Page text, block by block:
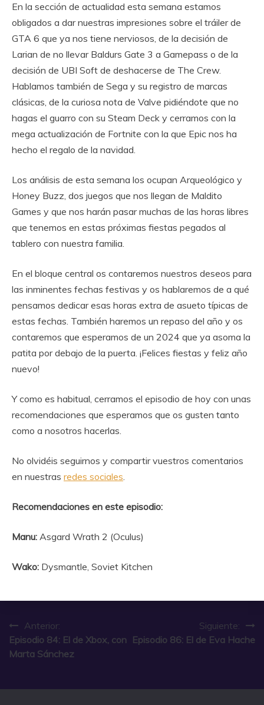
En la sección de actualidad esta semana estamos
obligados a dar nuestras impresiones sobre el tráiler de
GTA 6 que ya nos tiene nerviosos, de la decisión de
Larian de no llevar Baldurs Gate 3 a Gamepass o de la
decisión de UBI Soft de deshacerse de The Crew.
Hablamos también de Sega y su registro de marcas
clásicas, de la curiosa nota de Valve pidiéndote que no
hagas el guarro con su Steam Deck y cerramos con la
mega actualización de Fortnite con la que Epic nos ha
hecho el regalo de la navidad.
Los análisis de esta semana los ocupan Arqueológico y
Honey Buzz, dos juegos que nos llegan de Maldito
Games y que nos harán pasar muchas de las horas libres
que tenemos en estas próximas fiestas pegados al
tablero con nuestra familia.
En el bloque central os contaremos nuestros deseos para
las inminentes fechas festivas y os hablaremos de a qué
pensamos dedicar esas horas extra de asueto típicas de
estas fechas. También haremos un repaso del año y os
contaremos que esperamos de un 2024 que ya asoma la
patita por debajo de la puerta. ¡Felices fiestas y feliz año
nuevo!
Y como es habitual, cerramos el episodio de hoy con unas
recomendaciones que esperamos que os gusten tanto
como a nosotros hacerlas.
No olvidéis seguirnos y compartir vuestros comentarios
en nuestras redes sociales.
Recomendaciones en este episodio:
Manu: Asgard Wrath 2 (Oculus)
Wako: Dysmantle, Soviet Kitchen
Navegación
de
Anterior:
Episodio 84: El de Xbox, con
Marta Sánchez
Siguiente:
Episodio 86: El de Eva Hache